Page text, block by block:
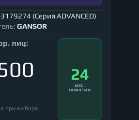
3179274 (Серия ADVANCED)
GANSOR
лиц:
при выборе
24
МЕС.
ГАРАНТИИ